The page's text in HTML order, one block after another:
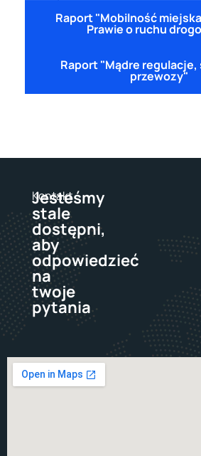
Raport "Mobilność
Prawie o ruchu
Raport "Mądre
przewozy"
Kontakt
Jesteśmy
stale
dostępni,
aby
odpowiedzieć
na
twoje
pytania